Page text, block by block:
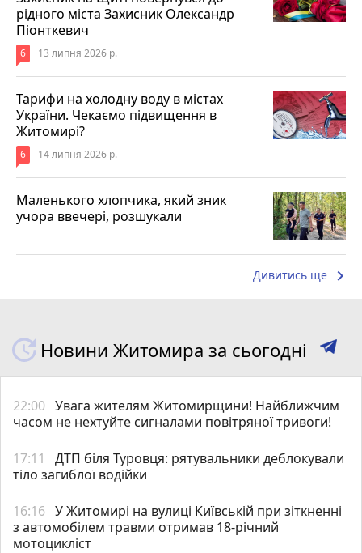
рідного міста Захисник Олександр
Піонткевич
6 13 липня 2026 р.
Тарифи на холодну воду в містах
України. Чекаємо підвищення в
Житомирі?
6 14 липня 2026 р.
Маленького хлопчика, який зник
учора ввечері, розшукали
Дивитись ще keyboard_arrow_right
Новини Житомира за сьогодні
22:00 Увага жителям Житомирщини! Найближчим
часом не нехтуйте сигналами повітряної тривоги!
17:11
ДТП біля Туровця: рятувальники деблокували
тіло загиблої водійки
16:16 У Житомирі на вулиці Київській при зіткненні
з автомобілем травми отримав 18-річний
мотоцикліст